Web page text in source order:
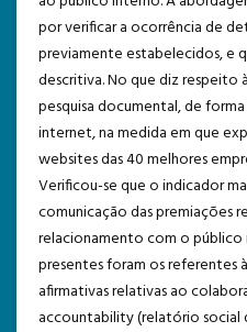
por verificar a ocorrência de
previamente estabelecidos, e
descritiva. No que diz
pesquisa documental, de
internet, na medida em que
websites das 40 melhores
Verificou-se que o indicador
comunicação das premiações
relacionamento com o público
presentes foram os referentes
afirmativas relativas ao
accountability (relatório social